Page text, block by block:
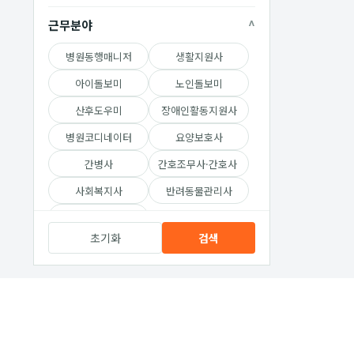
근무분야
병원동행매니저
생활지원사
아이돌보미
노인돌보미
산후도우미
장애인활동지원사
병원코디네이터
요양보호사
간병사
간호조무사·간호사
사회복지사
반려동물관리사
초기화 검색